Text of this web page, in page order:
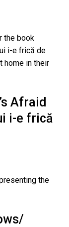
Afraid
i-e frică